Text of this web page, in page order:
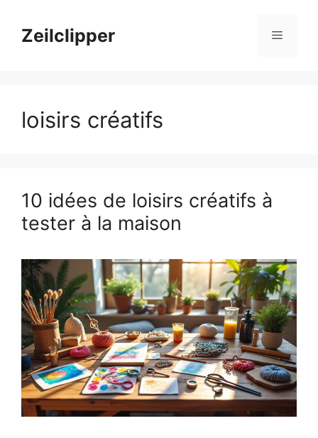
contenuZeilclipper Menu
loisirs créatifs
10 idées de loisirs créatifs à
tester à la maison